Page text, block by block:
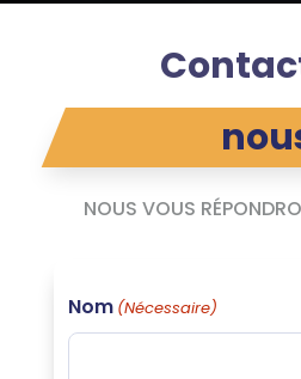
NOUS VOUS
Nom (Nécessaire)